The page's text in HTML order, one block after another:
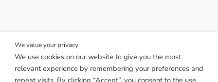
Facebook
Instagram
We value your privacy
We use cookies on our website to give you the most
relevant experience by remembering your preferences and
repeat visits. By clicking “Accept”, you consent to the use